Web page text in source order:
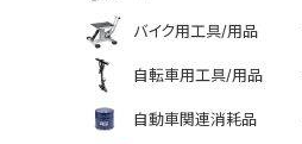
バイク用工具/用品
自転車用工具/用品
自動車関連消耗品